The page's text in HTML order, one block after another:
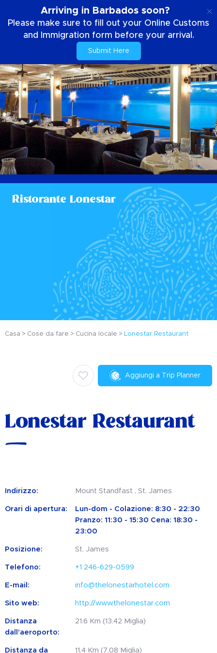
Arriving in Barbados soon?
Please make sure to fill out your Online Customs
and Immigration form before your arrival.
Submit Here
Ristorante Lonestar
Casa Cose da fare Cucina locale Lonestar Restaurant
Aggiungi a Trip Planner
Lonestar Restaurant
Indirizzo: Mount Standfast , St. James
Orari di apertura:
Lun-dom - Colazione: 8:30 - 22:30
Pranzo: 11:30 - 15:30 Cena: 18:30 -
23:00
Posizione: St. James
Telefono: +1 246-629-0599
E-mail: info@thelonestarhotel.com
Sito web: http://www.thelonestar.com
Distanza
dall'aeroporto:
21.6 Km (13.42 Miglia)
Distanza da 11.4 Km (7.08 Miglia)